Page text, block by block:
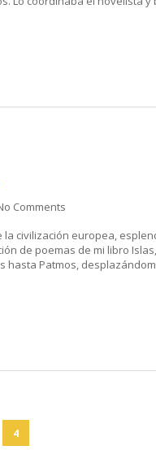
Comments
la civilización europea,
de poemas de mi libro
hasta Patmos,
4